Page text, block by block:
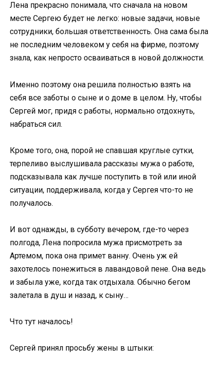
Лена прекрасно понимала, что сначала на новом
месте Сергею будет не легко: новые задачи, новые
сотрудники, большая ответственность. Она сама была
не последним человеком у себя на фирме, поэтому
знала, как непросто осваиваться в новой должности.
Именно поэтому она решила полностью взять на
себя все заботы о сыне и о доме в целом. Ну, чтобы
Сергей мог, придя с работы, нормально отдохнуть,
набраться сил.
Кроме того, она, порой не спавшая круглые сутки,
терпеливо выслушивала рассказы мужа о работе,
подсказывала как лучше поступить в той или иной
ситуации, поддерживала, когда у Сергея что-то не
получалось.
И вот однажды, в субботу вечером, где-то через
полгода, Лена попросила мужа присмотреть за
Артемом, пока она примет ванну. Очень уж ей
захотелось понежиться в лавандовой пене. Она ведь
и забыла уже, когда так отдыхала. Обычно бегом
залетала в душ и назад, к сыну…
Что тут началось!
Сергей принял просьбу жены в штыки: